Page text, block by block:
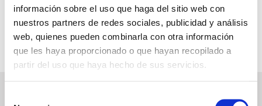
información sobre el uso que haga del sitio web con
nuestros partners de redes sociales, publicidad y análisis
web, quienes pueden combinarla con otra información
que les haya proporcionado o que hayan recopilado a
partir del uso que haya hecho de sus servicios.